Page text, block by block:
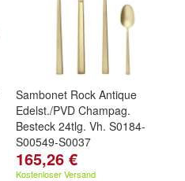
Sambonet Rock Antique
Edelst./PVD Champag.
Besteck 24tlg. Vh. S0184-
S00549-S0037
165,26 €
Kostenloser Versand